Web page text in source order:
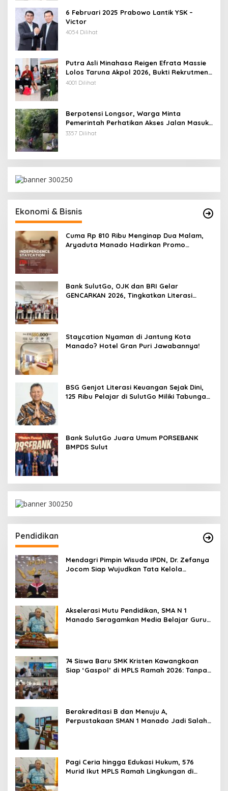
6 Februari 2025 Prabowo Lantik YSK –
Victor
4054 Dilihat
Putra Asli Minahasa Reigen Efrata Massie
Lolos Taruna Akpol 2026, Bukti Rekrutmen
Polri Bersih, Transparan, dan Akuntabel
4001 Dilihat
Berpotensi Longsor, Warga Minta
Pemerintah Perhatikan Akses Jalan Masuk
Kecamatan Kumelembuai
3357 Dilihat
Ekonomi & Bisnis
Cuma Rp 810 Ribu Menginap Dua Malam,
Aryaduta Manado Hadirkan Promo
Bank SulutGo, OJK dan BRI Gelar
GENCARKAN 2026, Tingkatkan Literasi
Staycation Nyaman di Jantung Kota
Manado? Hotel Gran Puri Jawabannya!
BSG Genjot Literasi Keuangan Sejak Dini,
125 Ribu Pelajar di SulutGo Miliki Tabungan
Bank SulutGo Juara Umum PORSEBANK
BMPDS Sulut
Pendidikan
Mendagri Pimpin Wisuda IPDN, Dr. Zefanya
Jocom Siap Wujudkan Tata Kelola
Akselerasi Mutu Pendidikan, SMA N 1
Manado Seragamkan Media Belajar Guru
74 Siswa Baru SMK Kristen Kawangkoan
Siap ‘Gaspol’ di MPLS Ramah 2026: Tanpa
Berakreditasi B dan Menuju A,
Perpustakaan SMAN 1 Manado Jadi Salah
Pagi Ceria hingga Edukasi Hukum, 576
Murid Ikut MPLS Ramah Lingkungan di